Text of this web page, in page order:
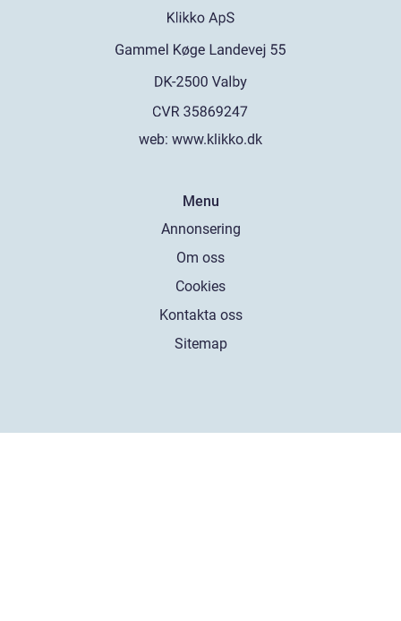
web: www.klikko.dk
Menu
Annonsering
Om oss
Cookies
Kontakta oss
Sitemap